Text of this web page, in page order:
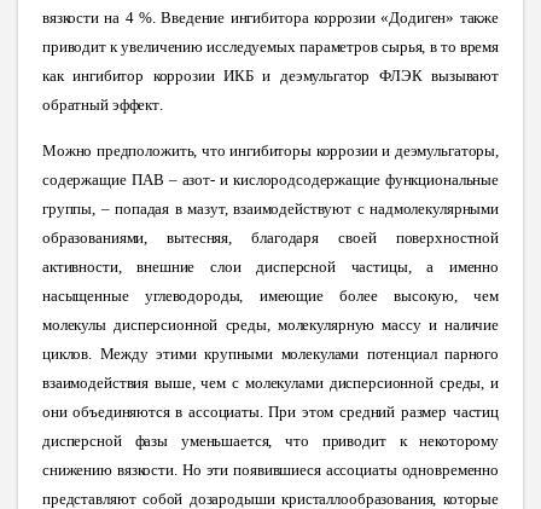
вязкости на 4 %. Введение ингибитора коррозии «Додиген» также
приводит к увеличению исследуемых параметров сырья, в то время
как ингибитор коррозии ИКБ и деэмульгатор ФЛЭК вызывают
обратный эффект.
Можно предположить, что ингибиторы коррозии и деэмульгаторы,
содержащие ПАВ – азот- и кислородсодержащие функциональные
группы, – попадая в мазут, взаимодействуют с надмолекулярными
образованиями, вытесняя, благодаря своей поверхностной
активности, внешние слои дисперсной частицы, а именно
насыщенные углеводороды, имеющие более высокую, чем
молекулы дисперсионной среды, молекулярную массу и наличие
циклов. Между этими крупными молекулами потенциал парного
взаимодействия выше, чем с молекулами дисперсионной среды, и
они объединяются в ассоциаты. При этом средний размер частиц
дисперсной фазы уменьшается, что приводит к некоторому
снижению вязкости. Но эти появившиеся ассоциаты одновременно
представляют собой дозародыши кристаллообразования, которые